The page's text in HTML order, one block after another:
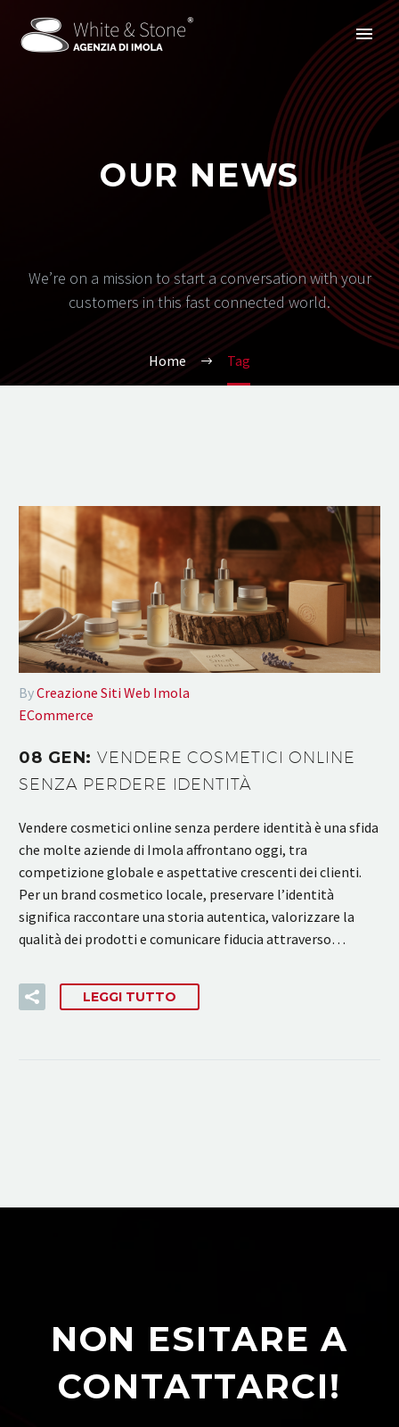
OUR NEWS
We’re on a mission to start a conversation with your
customers in this fast connected world.
Home Tag
ByCreazione Siti Web Imola
ECommerce
08 GEN:VENDERE COSMETICI ONLINE
SENZA PERDERE IDENTITÀ
Vendere cosmetici online senza perdere identità è una sfida
che molte aziende di Imola affrontano oggi, tra
competizione globale e aspettative crescenti dei clienti.
Per un brand cosmetico locale, preservare l’identità
significa raccontare una storia autentica, valorizzare la
qualità dei prodotti e comunicare fiducia attraverso…
LEGGI TUTTO
NON ESITARE A
CONTATTARCI!